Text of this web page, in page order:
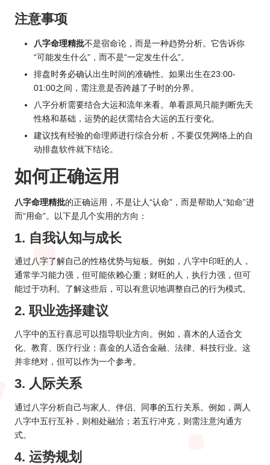
注意事项
八字命理精批不是宿命论，而是一种趋势分析。它告诉你
“可能发生什么”，而不是“一定发生什么”。
排盘时务必确认出生时间的准确性。如果出生在23:00-
01:00之间，需注意是否跨越了子时的分界。
八字分析需要结合大运和流年来看。单看原局只能判断先天
性格和基础，运势的起伏需结合大运的五行变化。
建议找有经验的命理师进行综合分析，不要仅凭网络上的自
动排盘软件就下结论。
如何正确运用
八字命理精批的正确运用，不是让人“认命”，而是帮助人“知命”进
而“用命”。以下是几个实用的方向：
1. 自我认知与成长
通过八字了解自己的性格优势与短板。例如，八字中印旺的人，
通常学习能力强，但可能依赖心重；财旺的人，执行力强，但可
能过于功利。了解这些后，可以有意识地调整自己的行为模式。
2. 职业选择建议
八字中的五行喜忌可以指导职业方向。例如，喜木的人适合文
化、教育、医疗行业；喜金的人适合金融、法律、科技行业。这
并非绝对，但可以作为一个参考。
3. 人际关系
通过八字分析自己与家人、伴侣、同事的五行关系。例如，两人
八字中五行互补，则相处融洽；若五行冲克，则需注意沟通方
式。
4. 运势规划